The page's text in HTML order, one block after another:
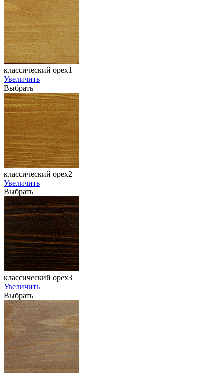
классический орех1
Увеличить
Выбрать
классический орех2
Увеличить
Выбрать
классический орех3
Увеличить
Выбрать